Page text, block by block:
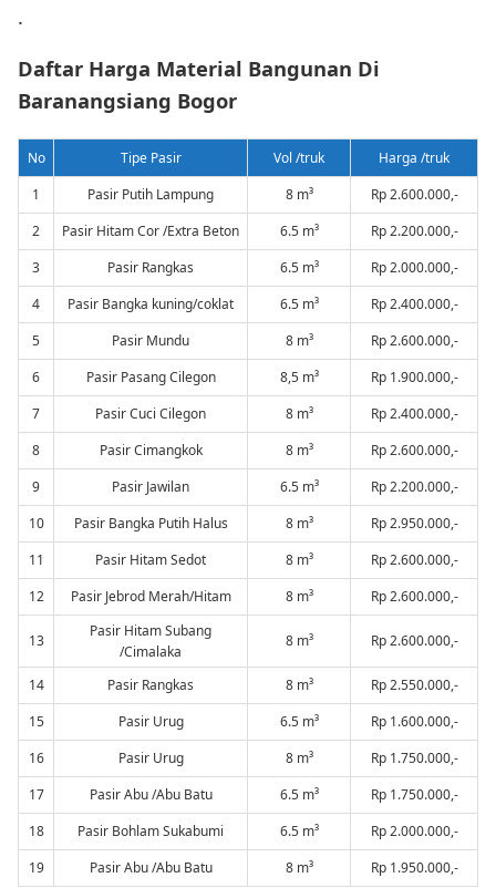
.
Daftar Harga Material Bangunan Di
Baranangsiang Bogor
No Tipe Pasir Vol /truk
Harga /truk
1
Pasir Putih Lampung 8 m³
Rp 2.600.000,-
2
Pasir Hitam Cor /Extra Beton 6.5 m³
Rp 2.200.000,-
3
Pasir Rangkas 6.5 m³
Rp 2.000.000,-
4
Pasir Bangka kuning/coklat 6.5 m³
Rp 2.400.000,-
5
Pasir Mundu 8 m³
Rp 2.600.000,-
6
Pasir Pasang Cilegon 8,5 m³
Rp 1.900.000,-
7
Pasir Cuci Cilegon 8 m³
Rp 2.400.000,-
8
Pasir Cimangkok 8 m³
Rp 2.600.000,-
9
Pasir Jawilan 6.5 m³
Rp 2.200.000,-
10
Pasir Bangka Putih Halus 8 m³
Rp 2.950.000,-
11
Pasir Hitam Sedot 8 m³
Rp 2.600.000,-
12
Pasir Jebrod Merah/Hitam 8 m³ Rp 2.600.000,-
13
Pasir Hitam Subang
/Cimalaka
8 m³ Rp 2.600.000,-
14 Pasir Rangkas 8 m³
Rp 2.550.000,-
15
Pasir Urug 6.5 m³
Rp 1.600.000,-
16
Pasir Urug 8 m³
Rp 1.750.000,-
17
Pasir Abu /Abu Batu 6.5 m³
Rp 1.750.000,-
18
Pasir Bohlam Sukabumi 6.5 m³
Rp 2.000.000,-
19
Pasir Abu /Abu Batu 8 m³ Rp 1.950.000,-